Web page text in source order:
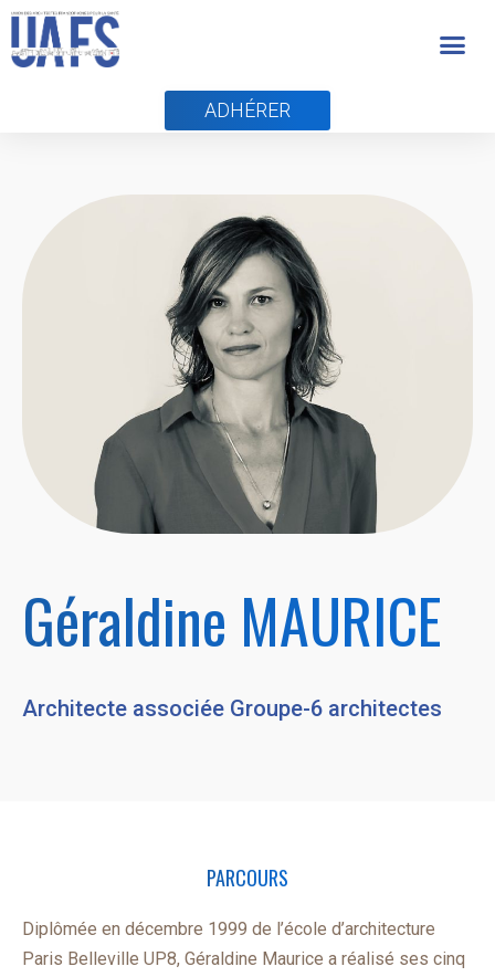
ADHÉRER
Géraldine MAURICE
Architecte associée Groupe-6 architectes
PARCOURS
Diplômée en décembre 1999 de l’école d’architecture
Paris Belleville UP8, Géraldine Maurice a réalisé ses cinq